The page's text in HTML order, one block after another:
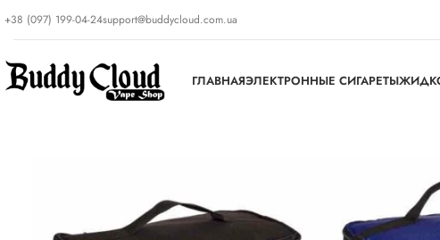
+38 (097) 199-04-24support@buddycloud.com.ua
ГЛАВНАЯЭЛЕКТРОННЫЕ СИГАРЕТЫ